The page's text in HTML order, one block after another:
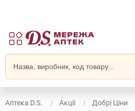
Аптека D.S. Акції Добрі Ціни